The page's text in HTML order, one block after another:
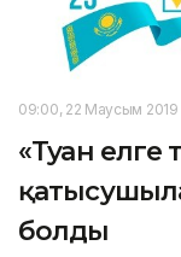
09:00, 22 Маусым 2019
«Туған
болды